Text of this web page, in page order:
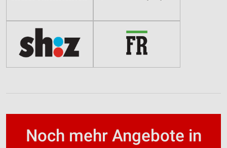
Noch mehr Angebote in